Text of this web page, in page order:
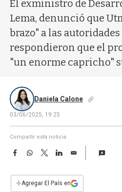
El exministro de
Lema, denunció que
brazo" a las
respondieron que el
"un enorme capricho"
Daniela Calone
03/06/2025, 19:25
Compartir esta noticia
F
e
b
W
s
T
w
t
L
E
i
l
+Agregar El País en